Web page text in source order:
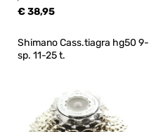
€ 38,95
Shimano Cass.tiagra hg50 9-
sp. 11-25 t.